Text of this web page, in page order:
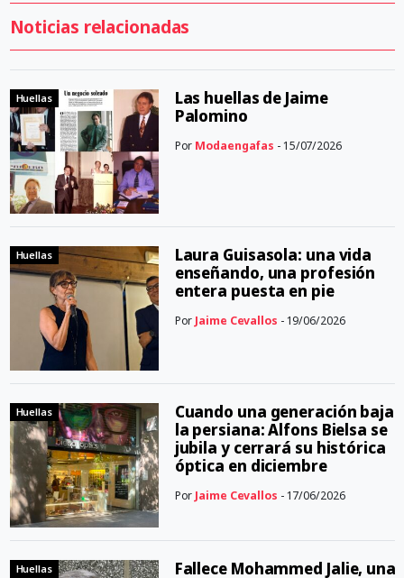
Noticias relacionadas
Huellas
Las huellas de Jaime
Palomino
Por Modaengafas - 15/07/2026
Huellas
Laura Guisasola: una vida
enseñando, una profesión
entera puesta en pie
Por Jaime Cevallos - 19/06/2026
Huellas
Cuando una generación baja
la persiana: Alfons Bielsa se
jubila y cerrará su histórica
óptica en diciembre
Por Jaime Cevallos - 17/06/2026
Huellas
Fallece Mohammed Jalie, una